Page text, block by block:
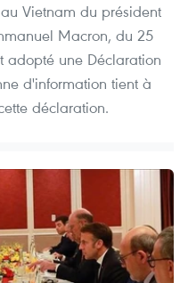
Vietnam du président
Macron, du 25
adopté une Déclaration
d'information tient à
déclaration.